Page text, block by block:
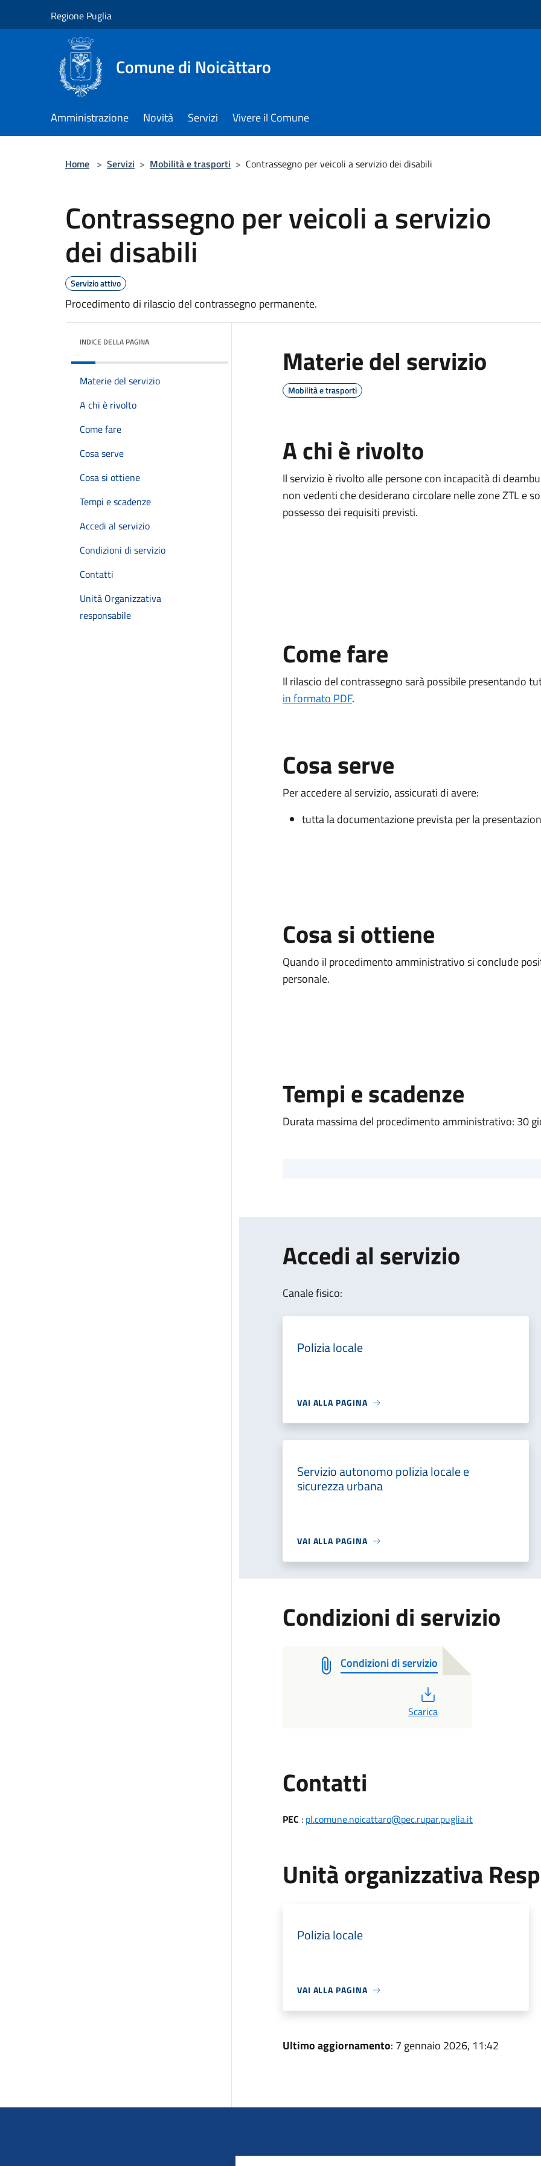
Regione Puglia
Comune di Noicàttaro
Amministrazione Novità Servizi Vivere il Comune
Home > Servizi > Mobilità e trasporti > Contrassegno per veicoli a servizio dei disabili
Contrassegno per veicoli a servizio
dei disabili
Servizio attivo
Procedimento di rilascio del contrassegno permanente.
INDICE DELLA PAGINA
Materie del servizio
A chi è rivolto
Come fare
Cosa serve
Cosa si ottiene
Tempi e scadenze
Accedi al servizio
Condizioni di servizio
Contatti
Unità Organizzativa
responsabile
Materie del servizio
Mobilità e trasporti
A chi è rivolto
Il servizio è rivolto alle persone con incapacità di
non vedenti che desiderano circolare nelle zone ZTL e
possesso dei requisiti previsti.
Come fare
Il rilascio del contrassegno sarà possibile presentando
in formato PDF.
Cosa serve
Per accedere al servizio, assicurati di avere:
tutta la documentazione prevista per la
Cosa si ottiene
Quando il procedimento amministrativo si conclude
personale.
Tempi e scadenze
Durata massima del procedimento amministrativo: 30
Accedi al servizio
Canale fisico:
Polizia locale
VAI ALLA PAGINA
Servizio autonomo polizia locale e
sicurezza urbana
VAI ALLA PAGINA
Condizioni di servizio
Condizioni di servizio
Scarica
Contatti
PEC : pl.comune.noicattaro@pec.rupar.puglia.it
Unità organizzativa
Polizia locale
VAI ALLA PAGINA
Ultimo aggiornamento: 7 gennaio 2026, 11:42